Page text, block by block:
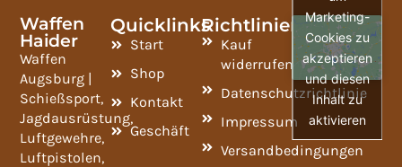
Waffen
Haider
Waffen
Augsburg |
Schießsport,
Jagdausrüstung,
Luftgewehre,
Luftpistolen,
Quicklinks
Start
Shop
Kontakt
Geschäft
Richtlinien
Kauf
widerrufen
Datenschutzrichtlinie
Impressum
Versandbedingungen
Marketing-
Cookies zu
akzeptieren
und diesen
Inhalt zu
aktivieren